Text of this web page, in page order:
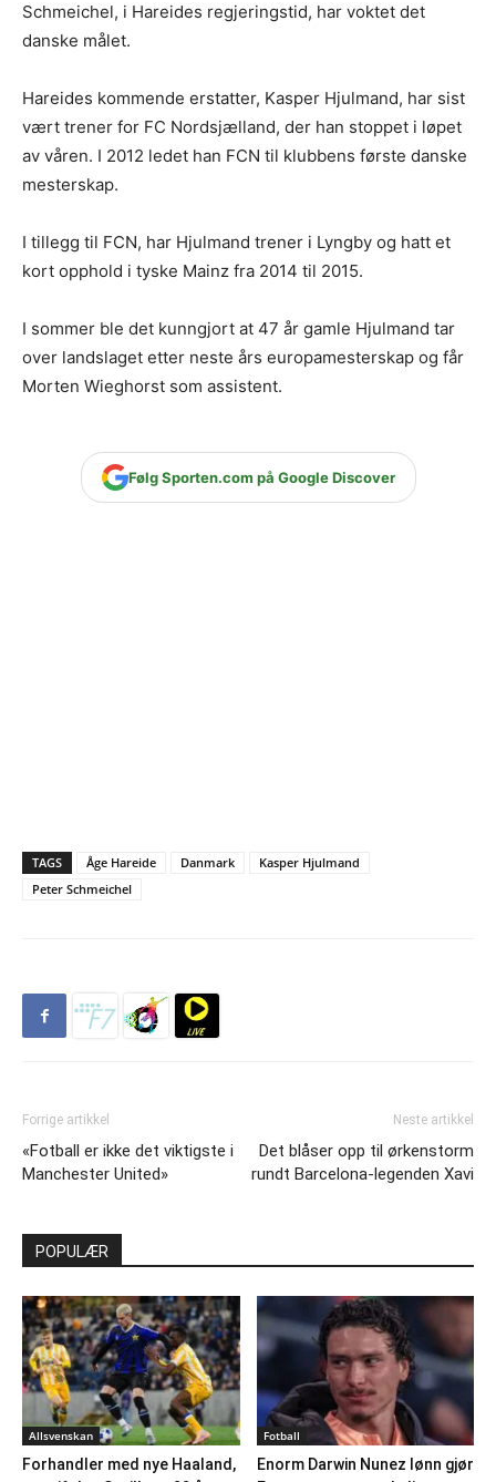
Schmeichel, i Hareides regjeringstid, har voktet det
danske målet.
Hareides kommende erstatter, Kasper Hjulmand, har sist
vært trener for FC Nordsjælland, der han stoppet i løpet
av våren. I 2012 ledet han FCN til klubbens første danske
mesterskap.
I tillegg til FCN, har Hjulmand trener i Lyngby og hatt et
kort opphold i tyske Mainz fra 2014 til 2015.
I sommer ble det kunngjort at 47 år gamle Hjulmand tar
over landslaget etter neste års europamesterskap og får
Morten Wieghorst som assistent.
Følg Sporten.com på Google Discover
TAGS Åge Hareide Danmark
Kasper Hjulmand
Peter Schmeichel
Forrige artikkel
«Fotball er ikke det viktigste i
Manchester United»
Neste artikkel
Det blåser opp til ørkenstorm
rundt Barcelona-legenden Xavi
POPULÆR
Allsvenskan
Forhandler med nye Haaland,
Fotball
Enorm Darwin Nunez lønn gjør